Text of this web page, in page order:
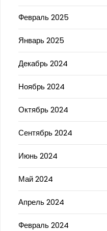
Февраль 2025
Январь 2025
Декабрь 2024
Ноябрь 2024
Октябрь 2024
Сентябрь 2024
Июнь 2024
Май 2024
Апрель 2024
Февраль 2024